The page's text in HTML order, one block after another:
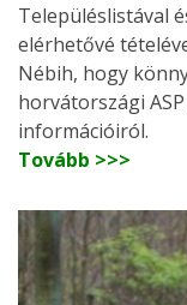
Településlistával
elérhetővé
Nébih, hogy
horvátországi
információiról.
Tovább >>>